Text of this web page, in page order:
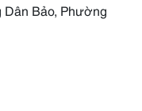
Bảo, Phường